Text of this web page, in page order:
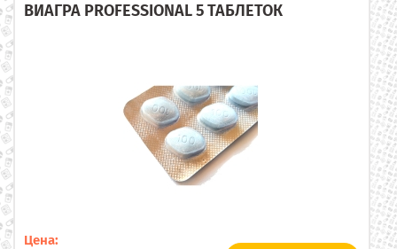
ВИАГРА PROFESSIONAL 5 ТАБЛЕТОК
Цена: